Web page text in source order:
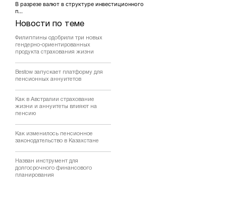
Новости по теме
Филиппины одобрили три новых
гендерно-ориентированных
продукта страхования жизни
Bestow запускает платформу для
пенсионных аннуитетов
Как в Австралии страхование
жизни и аннуитеты влияют на
пенсию
Как изменилось пенсионное
законодательство в Казахстане
Назван инструмент для
долгосрочного финансового
планирования
В разрезе валют в структуре инвестиционного
п...